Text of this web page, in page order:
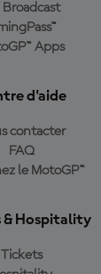
Broadcast
Apps
d'aide
contacter
FAQ
le MotoGP™
& Hospitality
Tickets